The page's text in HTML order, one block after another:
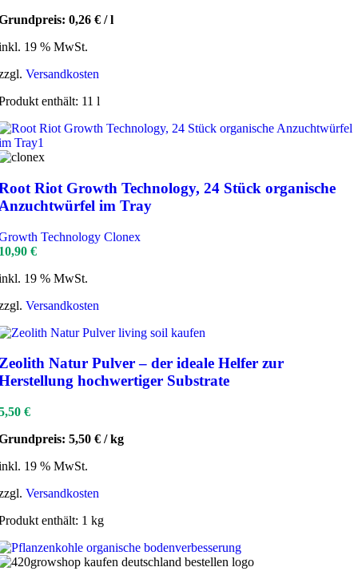
0,26 € /l
19 % MwSt.
Versandkosten
enthält: 11 l
Riot Growth Technology, 24 Stück organische
im Tray
Technology Clonex
€
19 % MwSt.
Versandkosten
Natur Pulver – der ideale Helfer zur
hochwertiger Substrate
€
5,50 € /kg
19 % MwSt.
Versandkosten
enthält: 1 kg